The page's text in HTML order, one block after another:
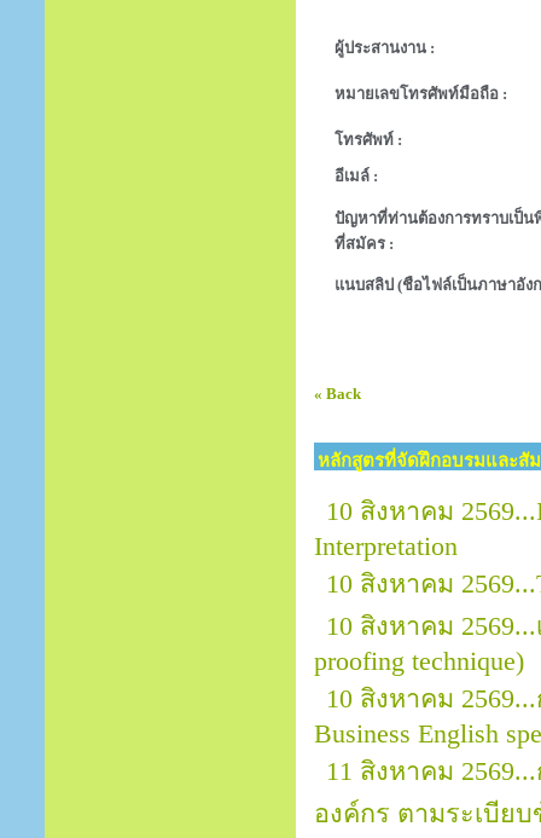
ผู้ประสานงาน :
หมายเลขโทรศัพท์มือถือ :
โทรศัพท์ :
อีเมล์ :
ปัญหาที่ท่านต้องการทราบเป็นพิ
ที่สมัคร :
แนบสลิป (ชือไฟล์เป็นภาษาอัง
« Back
หลักสูตรที่จัดฝึกอบรมและสัม
10 สิงหาคม
Interpretation
10 สิงหาคม
10 สิงหาคม
proofing technique)
10 สิงหาคม
Business English
11 สิงหาคม
องค์กร ตามระเบีย